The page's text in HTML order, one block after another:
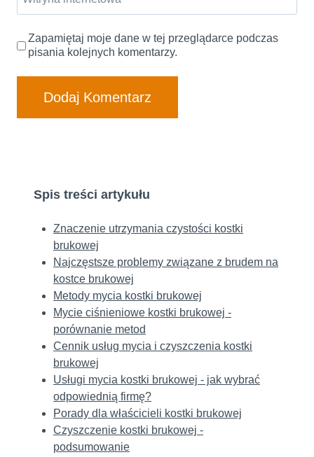
Zapamiętaj moje dane w tej przeglądarce podczas
pisania kolejnych komentarzy.
Spis treści artykułu
Znaczenie utrzymania czystości kostki
brukowej
Najczęstsze problemy związane z brudem na
kostce brukowej
Metody mycia kostki brukowej
Mycie ciśnieniowe kostki brukowej -
porównanie metod
Cennik usług mycia i czyszczenia kostki
brukowej
Usługi mycia kostki brukowej - jak wybrać
odpowiednią firmę?
Porady dla właścicieli kostki brukowej
Czyszczenie kostki brukowej -
podsumowanie